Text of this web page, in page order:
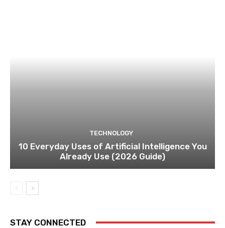
TECHNOLOGY
10 Everyday Uses of Artificial Intelligence You
Already Use (2026 Guide)
STAY CONNECTED